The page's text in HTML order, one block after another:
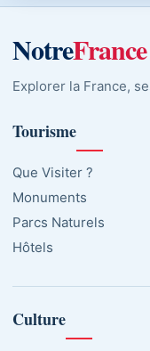
NotreFrance
Explorer la France,
Tourisme
Que Visiter ?
Monuments
Parcs Naturels
Hôtels
Culture